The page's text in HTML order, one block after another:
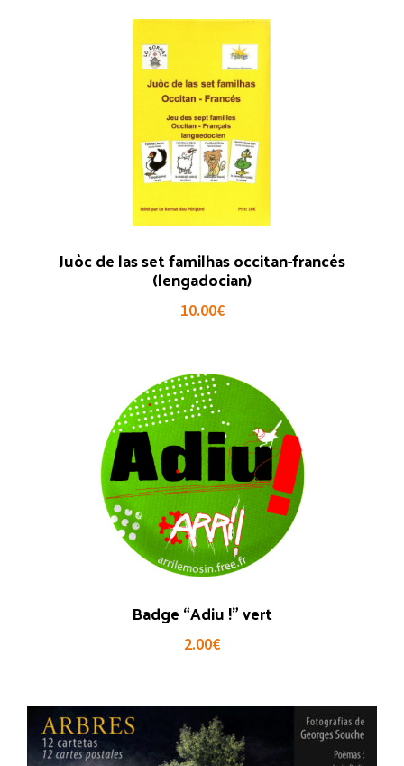
Juòc de las set familhas occitan-francés
(lengadocian)
10.00€
Badge “Adiu !” vert
2.00€